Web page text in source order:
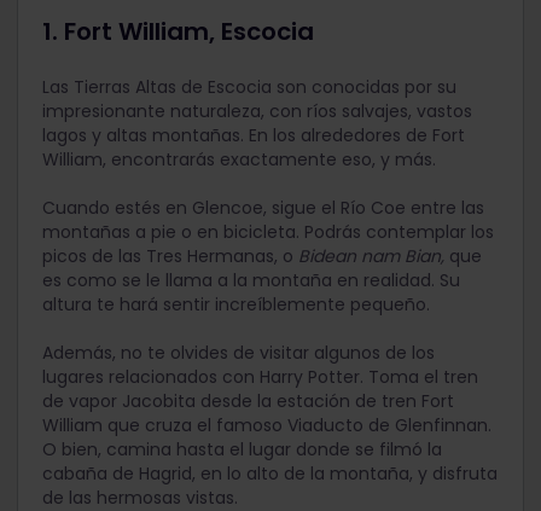
1. Fort William, Escocia
Las Tierras Altas de Escocia son conocidas por su
impresionante naturaleza, con ríos salvajes, vastos
lagos y altas montañas. En los alrededores de Fort
William, encontrarás exactamente eso, y más.
Cuando estés en Glencoe, sigue el Río Coe entre las
montañas a pie o en bicicleta. Podrás contemplar los
picos de las Tres Hermanas, o Bidean nam Bian, que
es como se le llama a la montaña en realidad. Su
altura te hará sentir increíblemente pequeño.
Además, no te olvides de visitar algunos de los
lugares relacionados con Harry Potter. Toma el tren
de vapor Jacobita desde la estación de tren Fort
William que cruza el famoso Viaducto de Glenfinnan.
O bien, camina hasta el lugar donde se filmó la
cabaña de Hagrid, en lo alto de la montaña, y disfruta
de las hermosas vistas.